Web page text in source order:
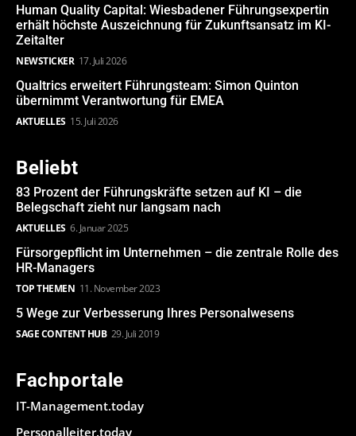
Human Quality Capital: Wiesbadener Führungsexpertin
erhält höchste Auszeichnung für Zukunftsansatz im KI-
Zeitalter
NEWSTICKER 17. Juli 2026
Qualtrics erweitert Führungsteam: Simon Quinton
übernimmt Verantwortung für EMEA
AKTUELLES 15. Juli 2026
Beliebt
83 Prozent der Führungskräfte setzen auf KI – die
Belegschaft zieht nur langsam nach
AKTUELLES 6. Januar 2025
Fürsorgepflicht im Unternehmen – die zentrale Rolle des
HR-Managers
TOP THEMEN 11. November 2023
5 Wege zur Verbesserung Ihres Personalwesens
SAGE CONTENT HUB 29. Juli 2019
Fachportale
IT-Management.today
Personalleiter.today